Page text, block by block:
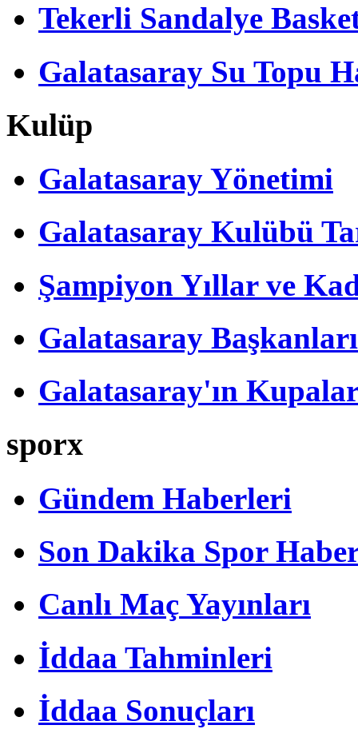
Tekerli Sandalye
Galatasaray Su Topu
Kulüp
Galatasaray Yönetimi
Galatasaray Kulübü
Şampiyon Yıllar ve
Galatasaray Başkanları
Galatasaray'ın
sporx
Gündem Haberleri
Son Dakika Spor
Canlı Maç Yayınları
İddaa Tahminleri
İddaa Sonuçları